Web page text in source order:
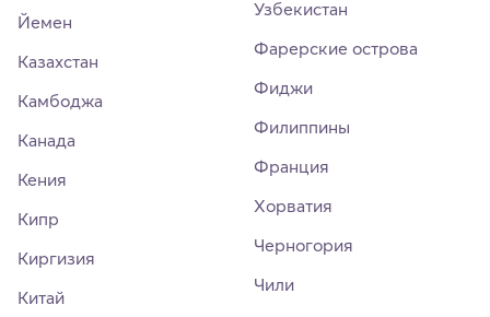
Йемен
Казахстан
Камбоджа
Канада
Кения
Кипр
Киргизия
Китай
Узбекистан
Фарерские острова
Фиджи
Филиппины
Франция
Хорватия
Черногория
Чили